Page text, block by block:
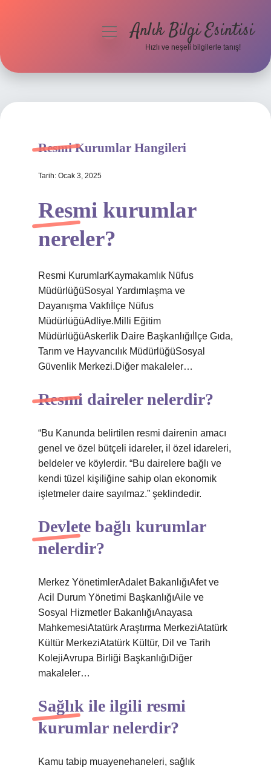
Hakkımızda
menüyüAnlık Bilgi Esintisi
Hızlı ve neşeli bilgilerle tanış!
Resmi Kurumlar Hangileri
Tarih: Ocak 3, 2025
Resmi kurumlar
nereler?
Resmi KurumlarKaymakamlık Nüfus
MüdürlüğüSosyal Yardımlaşma ve
Dayanışma Vakfıİlçe Nüfus
MüdürlüğüAdliye.Milli Eğitim
MüdürlüğüAskerlik Daire Başkanlığıİlçe Gıda,
Tarım ve Hayvancılık MüdürlüğüSosyal
Güvenlik Merkezi.Diğer makaleler…
Resmi daireler nelerdir?
“Bu Kanunda belirtilen resmi dairenin amacı
genel ve özel bütçeli idareler, il özel idareleri,
beldeler ve köylerdir. “Bu dairelere bağlı ve
kendi tüzel kişiliğine sahip olan ekonomik
işletmeler daire sayılmaz.” şeklindedir.
Devlete bağlı kurumlar
nelerdir?
Merkez YönetimlerAdalet BakanlığıAfet ve
Acil Durum Yönetimi BaşkanlığıAile ve
Sosyal Hizmetler BakanlığıAnayasa
MahkemesiAtatürk Araştırma MerkeziAtatürk
Kültür MerkeziAtatürk Kültür, Dil ve Tarih
KolejiAvrupa Birliği BaşkanlığıDiğer
makaleler…
Sağlık ile ilgili resmi
kurumlar nelerdir?
Kamu tabip muayenehaneleri, sağlık